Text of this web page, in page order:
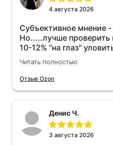
4 августа 2026
Субъективное мнение
Но.....лучше проверить
10-12% "на глаз"
Покатаюсь, потом
будет 😁.
Читать полностью
Отзыв Ozon
Денис Ч.
3 августа 2026